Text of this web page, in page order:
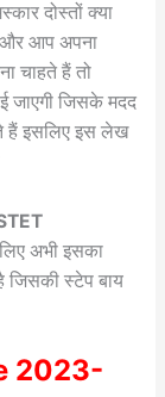
दोस्तों क्या
और आप अपना
चाहते हैं तो
जाएगी जिसके मदद
इसलिए इस लेख
अभी इसका
जिसकी स्टेप बाय
2023-